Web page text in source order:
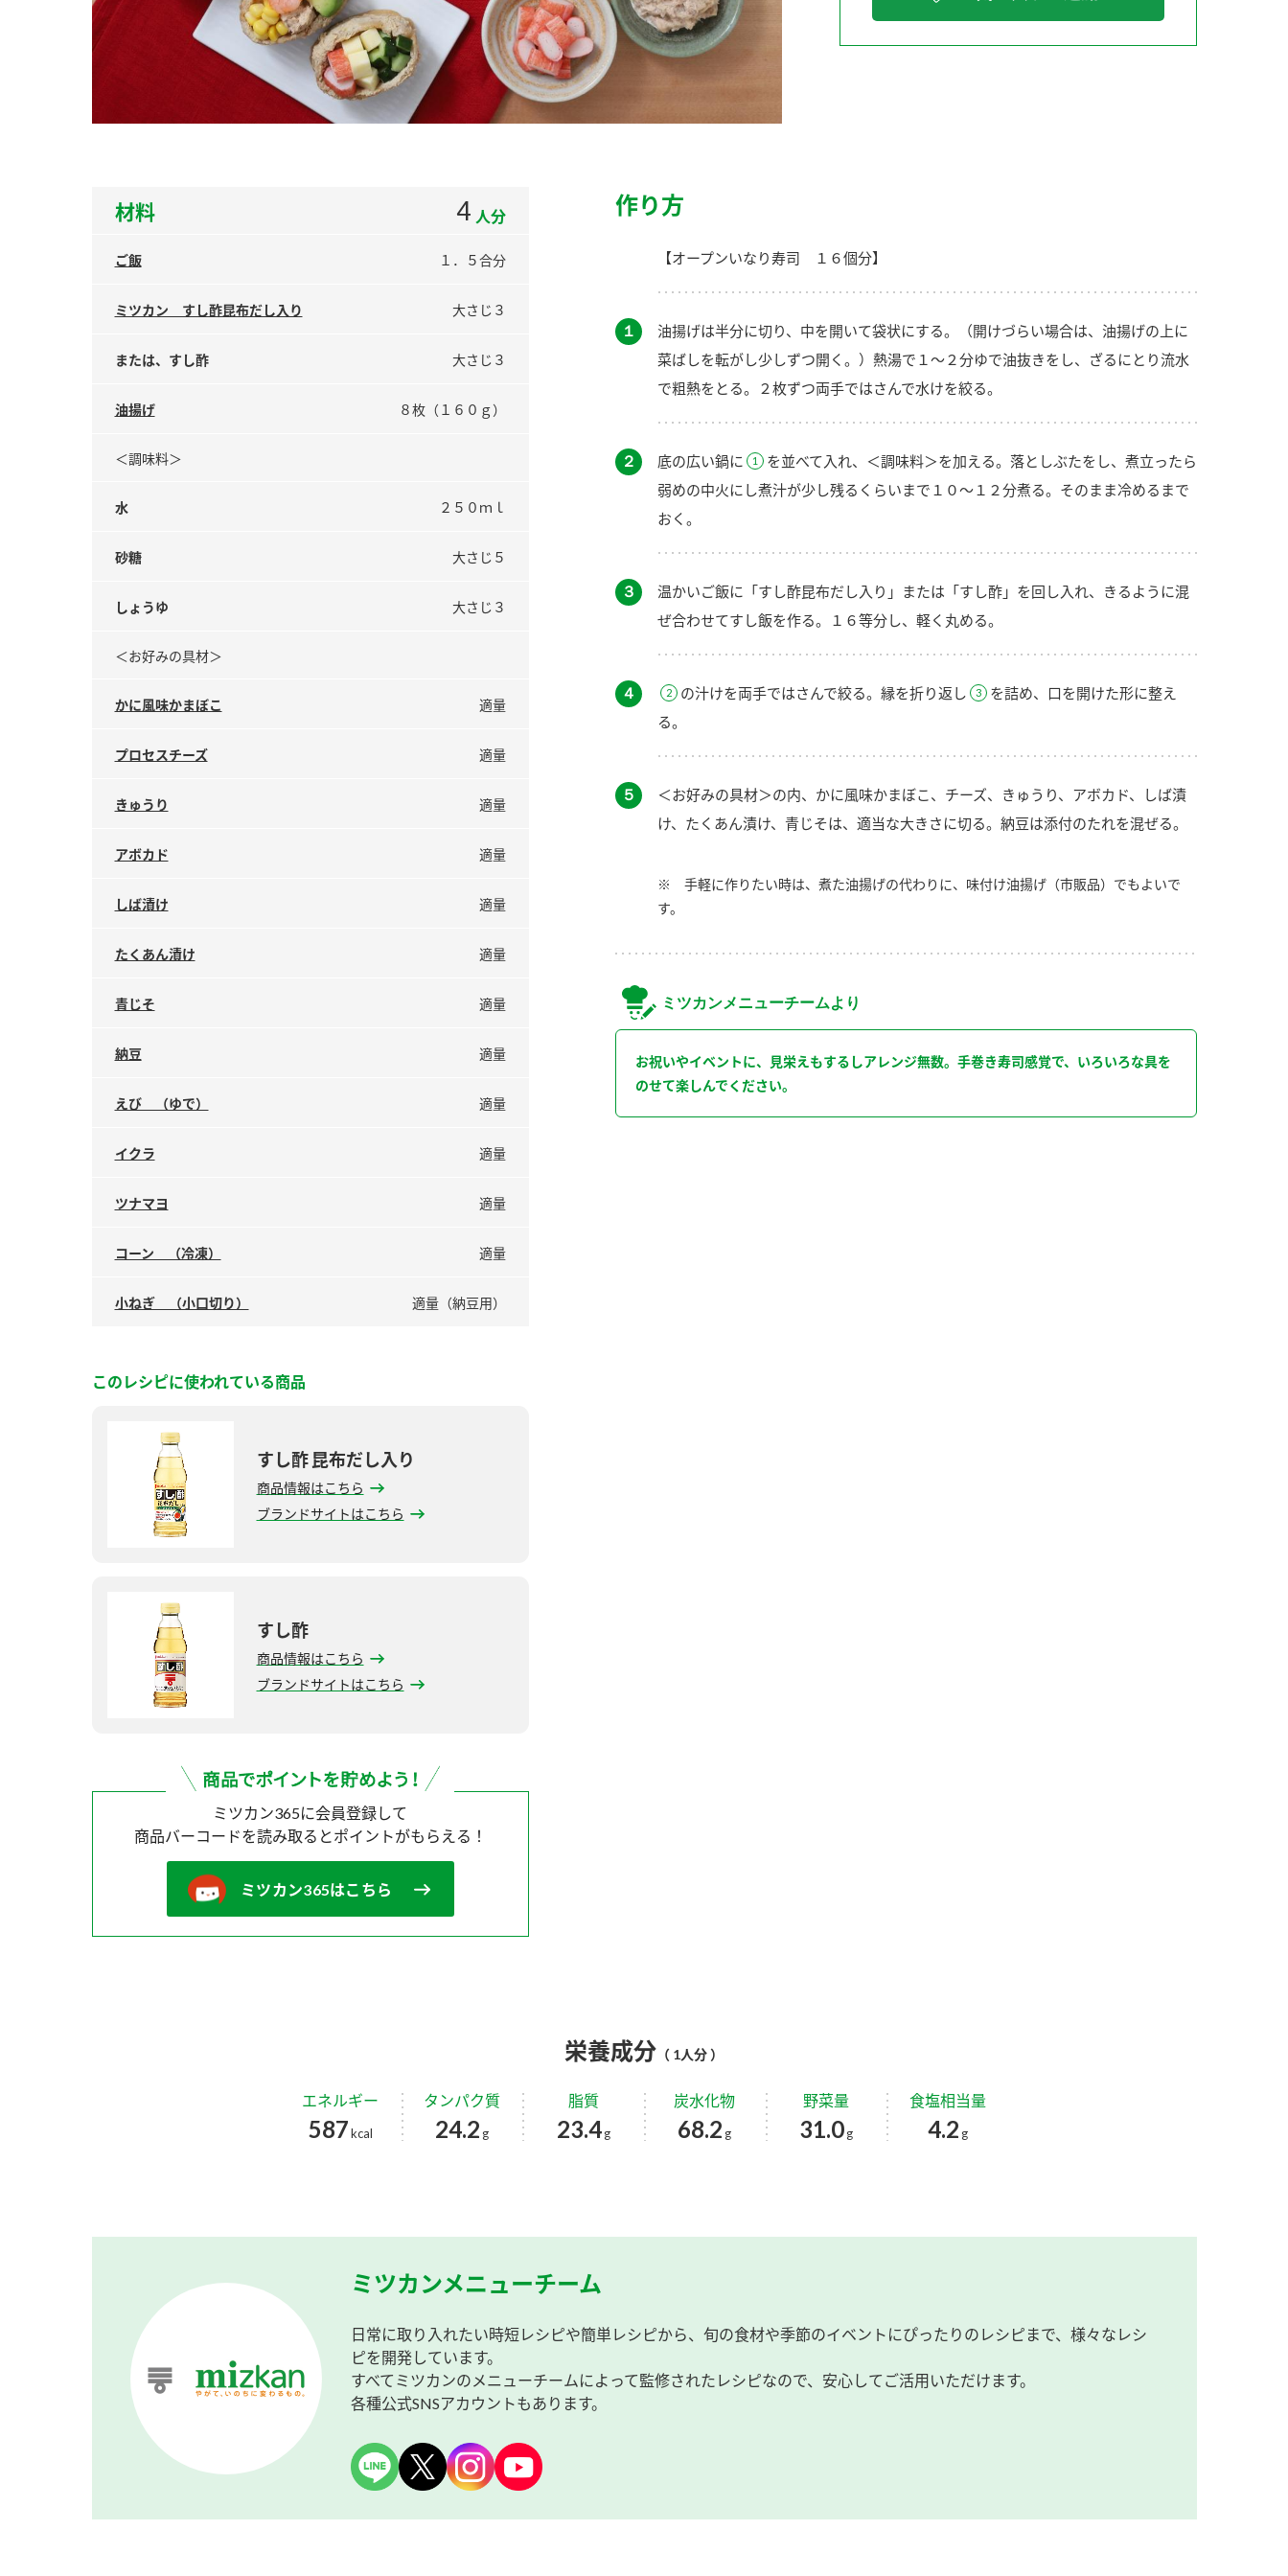
材料 4 人分
ご飯 １．５合分
ミツカン すし酢昆布だし入り 大さじ３
または、すし酢 大さじ３
油揚げ ８枚（１６０ｇ）
＜調味料＞
水 ２５０ｍｌ
砂糖 大さじ５
しょうゆ 大さじ３
＜お好みの具材＞
かに風味かまぼこ 適量
プロセスチーズ 適量
きゅうり 適量
アボカド 適量
しば漬け 適量
たくあん漬け 適量
青じそ 適量
納豆 適量
えび （ゆで） 適量
イクラ 適量
ツナマヨ 適量
コーン （冷凍） 適量
小ねぎ （小口切り） 適量（納豆用）
このレシピに使われている商品
すし酢 昆布だし入り
商品情報はこちら
ブランドサイトはこちら
すし酢
商品情報はこちら
ブランドサイトはこちら
ミツカン365に会員登録して
商品バーコードを読み取ると ポイントがもらえる！
ミツカン365はこちら
作り方
【オープンいなり寿司 １６個分】
１
油揚げは半分に切り、中を開いて袋状にする。（開けづらい場合は、油揚げの上に
菜ばしを転がし少しずつ開く。）熱湯で１～２分ゆで油抜きをし、ざるにとり流水
で粗熱をとる。２枚ずつ両手ではさんで水けを絞る。
２ 底の広い鍋に
を並べて入れ、＜調味料＞を加える。落としぶたをし、煮立ったら
弱めの中火にし煮汁が少し残るくらいまで１０～１２分煮る。そのまま冷めるまで
おく。
３
温かいご飯に「すし酢昆布だし入り」または「すし酢」を回し入れ、きるように混
ぜ合わせてすし飯を作る。１６等分し、軽く丸める。
４ の汁けを両手ではさんで絞る。縁を折り返し
を詰め、口を開けた形に整え
る。
５
＜お好みの具材＞の内、かに風味かまぼこ、チーズ、きゅうり、アボカド、しば漬
け、たくあん漬け、青じそは、適当な大きさに切る。納豆は添付のたれを混ぜる。
※ 手軽に作りたい時は、煮た油揚げの代わりに、味付け油揚げ（市販品）でもよいで
す。
ミツカンメニューチームより
お祝いやイベントに、見栄えもするしアレンジ無数。手巻き寿司感覚で、いろいろな具を
のせて楽しんでください。
栄養成分 （ 1人分 ）
エネルギー
587kcal
タンパク質
24.2 g
脂質
23.4 g
炭水化物
68.2 g
野菜量
31.0g
食塩相当量
4.2 g
ミツカンメニューチーム
日常に取り入れたい時短レシピや簡単レシピから、旬の食材や季節のイベントにぴったりのレシピまで、様々なレシ
ピを開発しています。
すべてミツカンのメニューチームによって監修されたレシピなので、安心してご活用いただけます。
各種公式SNSアカウントもあります。